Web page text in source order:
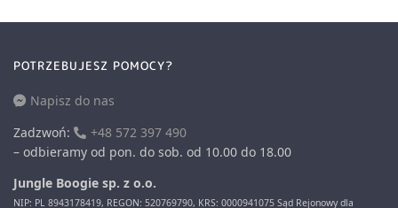
POTRZEBUJESZ POMOCY?
Napisz do nas
Zadzwoń:
+48 572 397 490
– odbieramy od pon. do sob. od 10.00 do 18.00
Jungle Boogie sp. z o.o.
NIP: PL 8943178419, REGON: 520769790, KRS: 0000941075 Sąd Rejonowy dla